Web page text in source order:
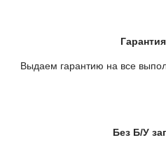
Выдаем гарантию на все
Без Б/У